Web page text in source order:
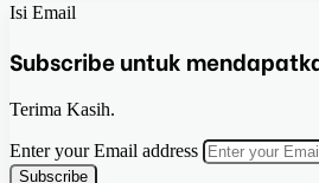
Isi Email
Subscribe untuk
Terima Kasih.
Enter your Email address